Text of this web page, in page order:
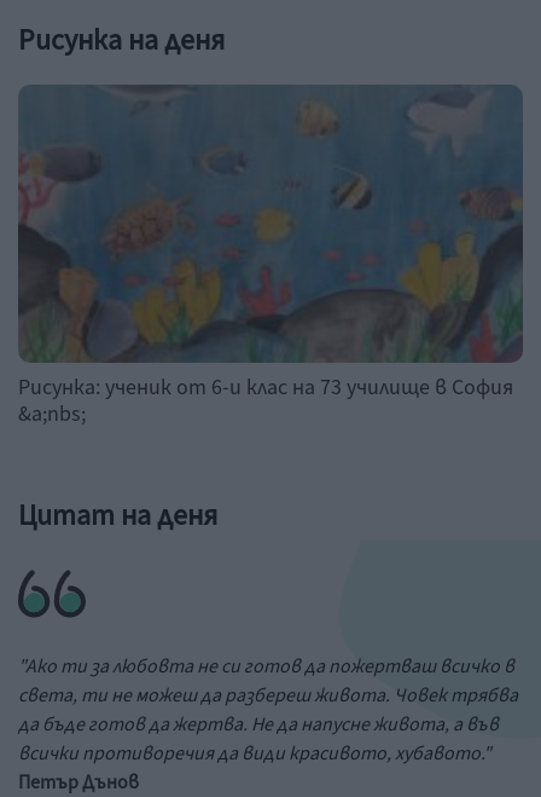
Рисунка на деня
Рисунка: ученик от 6-и клас на 73 училище в София
&a;nbs;
Цитат на деня
"Ако ти за любовта не си готов да пожертваш всичко в
света, ти не можеш да разбереш живота. Човек трябва
да бъде готов да жертва. Не да напусне живота, а във
всички противоречия да види красивото, хубавото."
Петър Дънов